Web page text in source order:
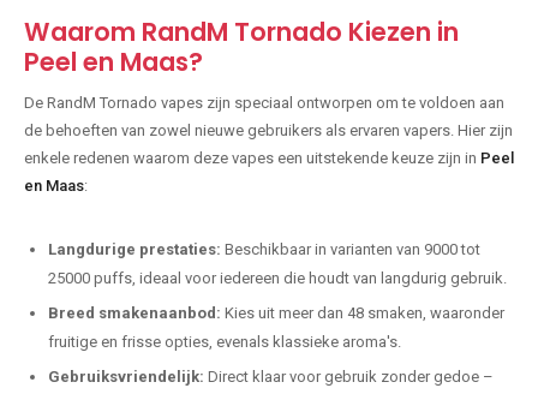
Waarom RandM Tornado Kiezen in
Peel en Maas?
De RandM Tornado vapes zijn speciaal ontworpen om te voldoen aan
de behoeften van zowel nieuwe gebruikers als ervaren vapers. Hier zijn
enkele redenen waarom deze vapes een uitstekende keuze zijn in Peel
en Maas:
Langdurige prestaties: Beschikbaar in varianten van 9000 tot
25000 puffs, ideaal voor iedereen die houdt van langdurig gebruik.
Breed smakenaanbod: Kies uit meer dan 48 smaken, waaronder
fruitige en frisse opties, evenals klassieke aroma's.
Gebruiksvriendelijk: Direct klaar voor gebruik zonder gedoe –